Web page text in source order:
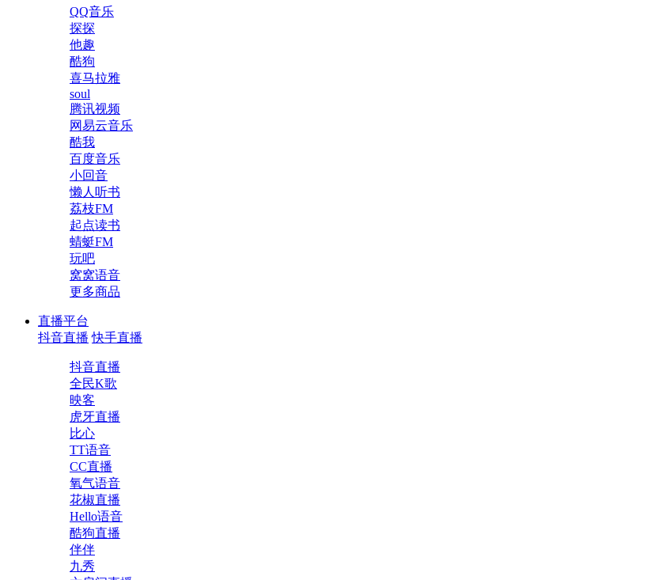
QQ音乐
探探
他趣
酷狗
喜马拉雅
soul
腾讯视频
网易云音乐
酷我
百度音乐
小回音
懒人听书
荔枝FM
起点读书
蜻蜓FM
玩吧
窝窝语音
更多商品
直播平台
抖音直播 快手直播
抖音直播
全民K歌
映客
虎牙直播
比心
TT语音
CC直播
氧气语音
花椒直播
Hello语音
酷狗直播
伴伴
九秀